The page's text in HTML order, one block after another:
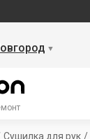
▼
Сушилка для рук /